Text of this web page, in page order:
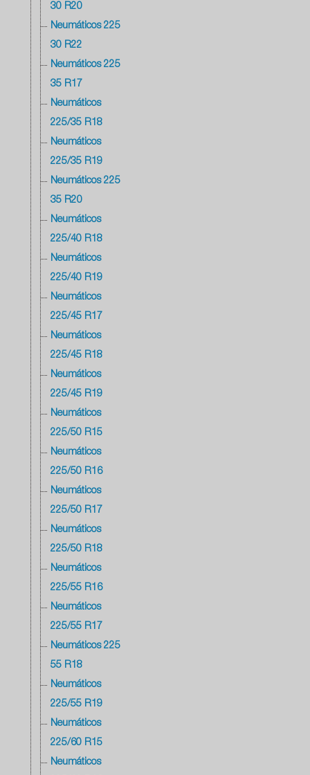
30 R20
Neumáticos 225
30 R22
Neumáticos 225
35 R17
Neumáticos
225/35 R18
Neumáticos
225/35 R19
Neumáticos 225
35 R20
Neumáticos
225/40 R18
Neumáticos
225/40 R19
Neumáticos
225/45 R17
Neumáticos
225/45 R18
Neumáticos
225/45 R19
Neumáticos
225/50 R15
Neumáticos
225/50 R16
Neumáticos
225/50 R17
Neumáticos
225/50 R18
Neumáticos
225/55 R16
Neumáticos
225/55 R17
Neumáticos 225
55 R18
Neumáticos
225/55 R19
Neumáticos
225/60 R15
Neumáticos